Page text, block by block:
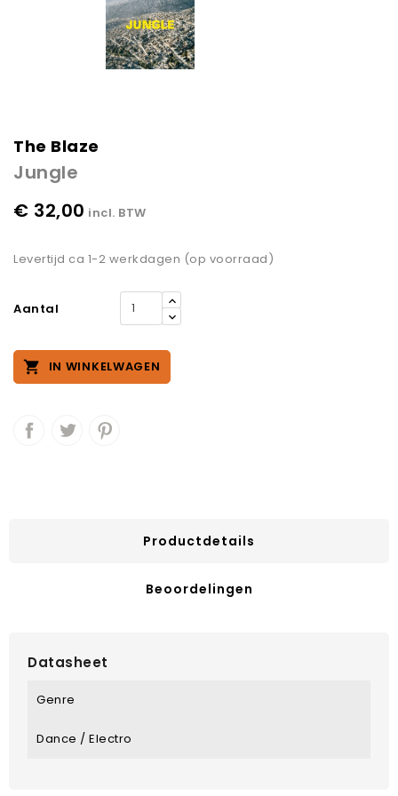
The Blaze
Jungle
€ 32,00 incl. BTW
Levertijd ca 1-2 werkdagen (op voorraad)
Aantal
 IN WINKELWAGEN
Productdetails
Beoordelingen
Datasheet
Genre
Dance / Electro